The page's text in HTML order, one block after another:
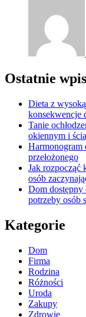
Ostatnie
Dieta z
konsekwencje
Tanie
okiennym i
Harmonogram
przełożonego
Jak rozpocząć
osób
Dom dostępny
potrzeby osób
Kategorie
Dom
Firma
Rodzina
Różności
Uroda
Zakupy
Zdrowie